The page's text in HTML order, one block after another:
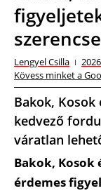
Lengyel Csilla
Kövess minket a
Bakok,
kedvező
váratlan
Bakok, Kosok
érdemes